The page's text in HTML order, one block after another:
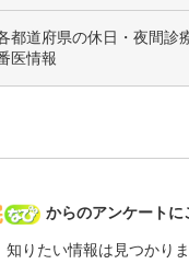
都道府県の休日・夜間診
医情報
病院なび
からのアンケートに
知りたい情報は見つかり